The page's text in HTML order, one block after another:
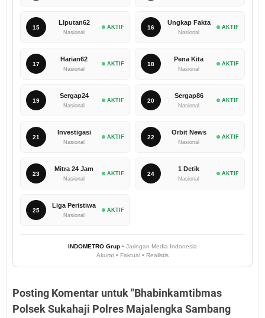
15
Liputan62
Nasional
AKTIF 16
Ungkap Fakta
Nasional
AKTIF
17
Harian62
Nasional
AKTIF 18
Pena Kita
Nasional
AKTIF
19
Sergap24
Nasional
AKTIF 20
Sergap86
Nasional
AKTIF
21
Investigasi
Nasional
AKTIF 22
Orbit News
Nasional
AKTIF
23
Mitra 24 Jam
Nasional
AKTIF 24
1 Detik
Nasional
AKTIF
25
Liga Peristiwa
Nasional
AKTIF
INDOMETRO Grup • Jaringan Media Indonesia
Akurat • Faktual • Realistis
Posting Komentar untuk "Bhabinkamtibmas
Polsek Sukahaji Polres Majalengka Sambang